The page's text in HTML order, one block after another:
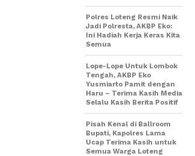
Polres Loteng Resmi Naik
Jadi Polresta, AKBP Eko:
Ini Hadiah Kerja Keras Kita
Semua
Lope-Lope Untuk Lombok
Tengah, AKBP Eko
Yusmiarto Pamit dengan
Haru – Terima Kasih Media
Selalu Kasih Berita Positif
Pisah Kenal di Ballroom
Bupati, Kapolres Lama
Ucap Terima Kasih untuk
Semua Warga Loteng